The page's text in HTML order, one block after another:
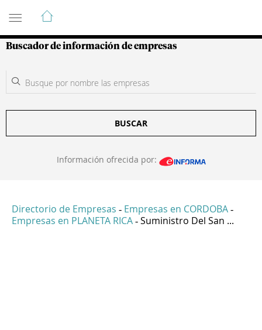
Guía de Empresas Colombianas
Buscador de información de empresas
BUSCAR
Información ofrecida por:
Directorio de Empresas - Empresas en CORDOBA -
Empresas en PLANETA RICA - Suministro Del San ...